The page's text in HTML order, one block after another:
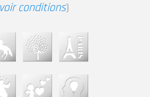
voir conditions)